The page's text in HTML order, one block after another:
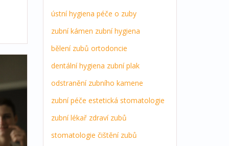
ústní hygiena péče o zuby
zubní kámen zubní hygiena
bělení zubů ortodoncie
dentální hygiena zubní plak
odstranění zubního kamene
zubní péče estetická stomatologie
zubní lékař zdraví zubů
stomatologie čištění zubů